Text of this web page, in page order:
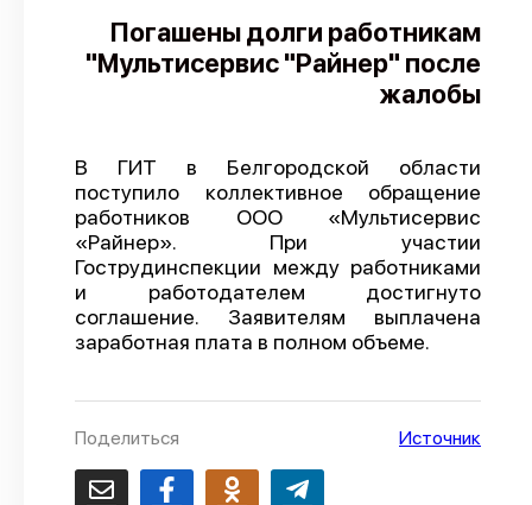
Поиск
Новости
Отчеты
Предложить публикацию
Справочник
API
О проекте
Погашены долги работникам
"Мультисервис "Райнер" после
жалобы
В ГИТ в Белгородской области
поступило коллективное обращение
работников ООО «Мультисервис
«Райнер». При участии
Гострудинспекции между работниками
и работодателем достигнуто
соглашение. Заявителям выплачена
заработная плата в полном объеме.
Поделиться Источник